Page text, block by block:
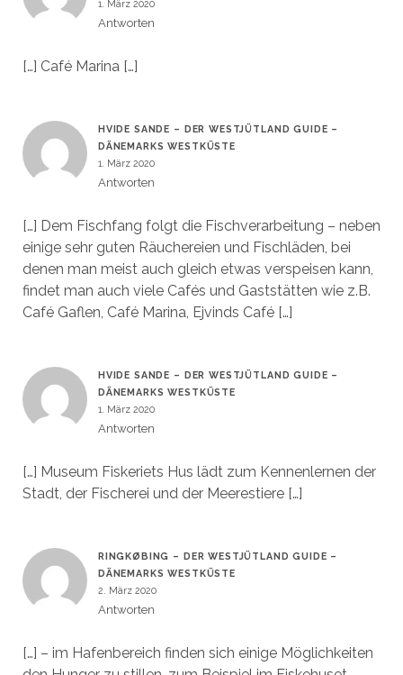
1. März 2020
Antworten
[…] Café Marina […]
HVIDE SANDE – DER WESTJÜTLAND GUIDE –
DÄNEMARKS WESTKÜSTE
1. März 2020
Antworten
[…] Dem Fischfang folgt die Fischverarbeitung – neben
einige sehr guten Räuchereien und Fischläden, bei
denen man meist auch gleich etwas verspeisen kann,
findet man auch viele Cafés und Gaststätten wie z.B.
Café Gaflen, Café Marina, Ejvinds Café […]
HVIDE SANDE – DER WESTJÜTLAND GUIDE –
DÄNEMARKS WESTKÜSTE
1. März 2020
Antworten
[…] Museum Fiskeriets Hus lädt zum Kennenlernen der
Stadt, der Fischerei und der Meerestiere […]
RINGKØBING – DER WESTJÜTLAND GUIDE –
DÄNEMARKS WESTKÜSTE
2. März 2020
Antworten
[…] – im Hafenbereich finden sich einige Möglichkeiten